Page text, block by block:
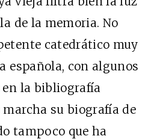
de la memoria. No
catedrático muy
española, con algunos
la bibliografía
su biografía de
tampoco que ha